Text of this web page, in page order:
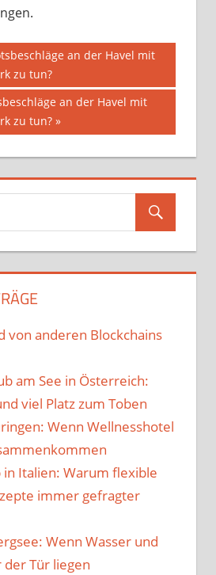
an der Havel mit
zu tun?
an der Havel mit
zu tun?
von anderen Blockchains
am See in Österreich:
viel Platz zum Toben
Wenn Wellnesshotel
in Italien: Warum flexible
immer gefragter
Wenn Wasser und
Tür liegen